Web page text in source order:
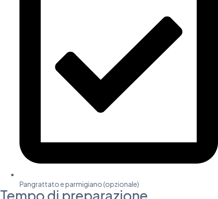
Pangrattato e parmigiano (opzionale)
Tempo di preparazione